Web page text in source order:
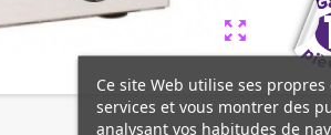
zoom_out_map
Ce site Web utilise ses
services et vous montrer des
analysant vos habitudes de